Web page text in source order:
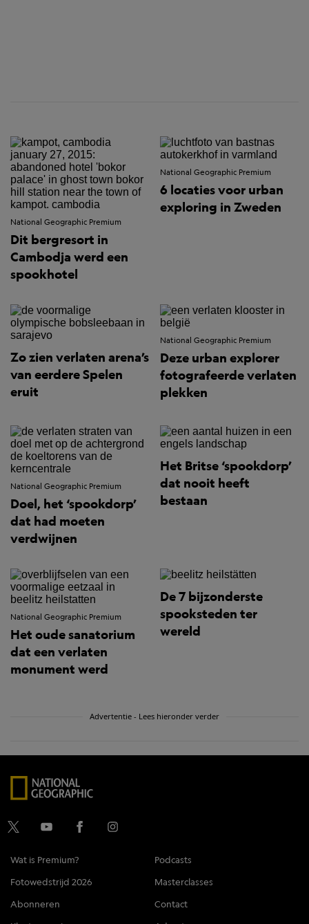
National Geographic Premium
Dit bergresort in
Cambodja werd een
spookhotel
National Geographic Premium
6 locaties voor urban
exploring in Zweden
Zo zien verlaten arena’s
van eerdere Spelen
eruit
National Geographic Premium
Deze urban explorer
fotografeerde verlaten
plekken
National Geographic Premium
Doel, het ‘spookdorp’
dat had moeten
verdwijnen
Het Britse ‘spookdorp’
dat nooit heeft
bestaan
National Geographic Premium
Het oude sanatorium
dat een verlaten
monument werd
De 7 bijzonderste
spooksteden ter
wereld
Advertentie - Lees hieronder verder
Wat is Premium?
Podcasts
Fotowedstrijd 2026
Masterclasses
Abonneren
Contact